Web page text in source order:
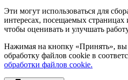
Эти могут использоваться для
интересах, посещаемых страницах
чтобы оценивать и улучшать
Нажимая на кнопку «Принять», вы
обработку файлов cookie в
обработки файлов cookie.